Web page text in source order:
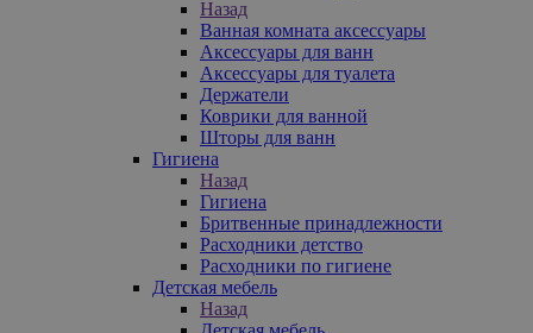
Назад
Ванная комната аксессуары
Аксессуары для ванн
Аксессуары для туалета
Держатели
Коврики для ванной
Шторы для ванн
Гигиена
Назад
Гигиена
Бритвенные принадлежности
Расходники детство
Расходники по гигиене
Детская мебель
Назад